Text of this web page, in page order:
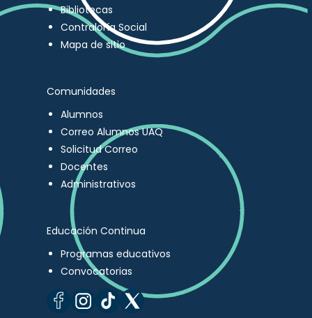
Bibliotecas
Contraloría Social
Mapa de sitio
Comunidades
Alumnos
Correo Alumnos UAQ
Solicitud Correo
Docentes
Administrativos
Educación Continua
Programas educativos
Convocatorias